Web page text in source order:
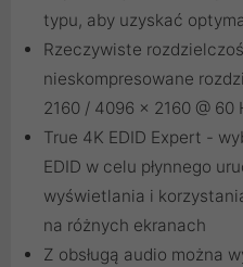
typu, aby uzyskać
Rzeczywiste
nieskompresowane
2160 / 4096 x 2160 @ 60
True 4K EDID Expert -
EDID w celu płynnego
wyświetlania i
na różnych ekranach
Z obsługą audio można